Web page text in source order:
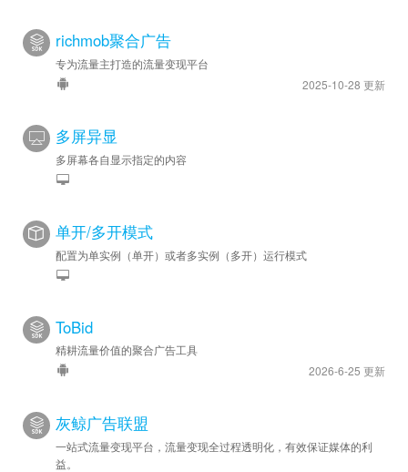
richmob聚合广告
专为流量主打造的流量变现平台
2025-10-28 更新
多屏异显
多屏幕各自显示指定的内容
单开/多开模式
配置为单实例（单开）或者多实例（多开）运行模式
ToBid
精耕流量价值的聚合广告工具
2026-6-25 更新
灰鲸广告联盟
一站式流量变现平台，流量变现全过程透明化，有效保证媒体的利
益。